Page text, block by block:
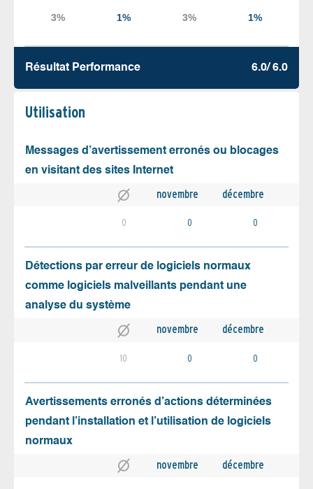
Résultat Performance 6.0/ 6.0
Utilisation
Messages d’avertissement erronés ou blocages
en visitant des sites Internet
novembre décembre
0 0 0
Détections par erreur de logiciels normaux
comme logiciels malveillants pendant une
analyse du système
novembre décembre
10 0 0
Avertissements erronés d’actions déterminées
pendant l’installation et l’utilisation de logiciels
normaux
novembre décembre